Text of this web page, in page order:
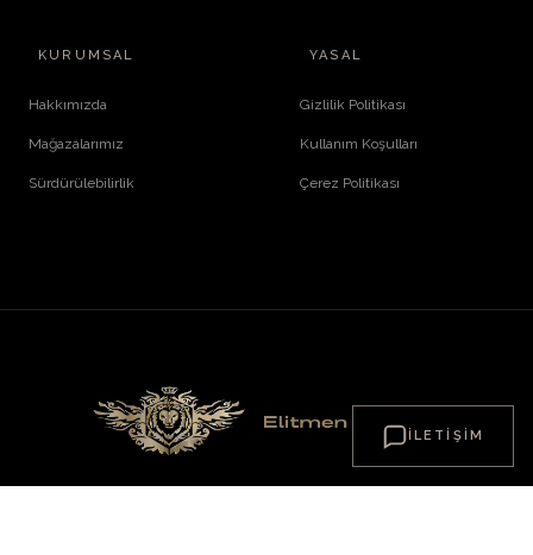
KURUMSAL
Hakkımızda
Mağazalarımız
Sürdürülebilirlik
YASAL
Gizlilik Politikası
Kullanım Koşulları
Çerez Politikası
İLETIŞIM